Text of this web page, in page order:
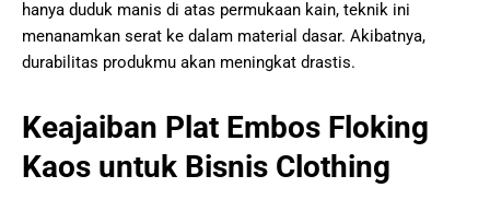
hanya duduk manis di atas permukaan kain, teknik ini
menanamkan serat ke dalam material dasar. Akibatnya,
durabilitas produkmu akan meningkat drastis.
Keajaiban Plat Embos Floking
Kaos untuk Bisnis Clothing